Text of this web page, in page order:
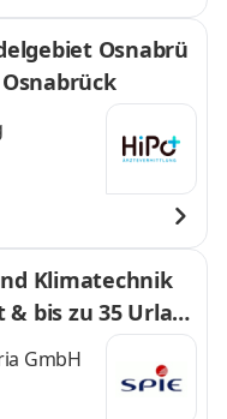
Osnabrü
Klimatechnik
bis zu 35 Urlau
GmbH